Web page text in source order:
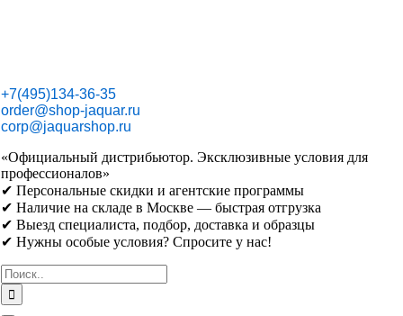
+7(495)134-36-35
order@shop-jaquar.ru
corp@jaquarshop.ru
«Официальный дистрибьютор. Эксклюзивные условия для
профессионалов»
✔ Персональные скидки и агентские программы
✔ Наличие на складе в Москве — быстрая отгрузка
✔ Выезд специалиста, подбор, доставка и образцы
✔ Нужны особые условия? Спросите у нас!
Результат
поиска: